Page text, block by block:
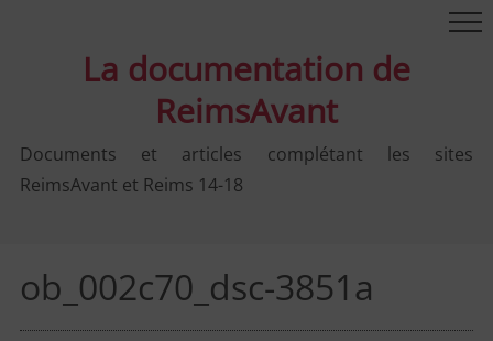
La documentation de
ReimsAvant
Documents et articles complétant les sites
ReimsAvant et Reims 14-18
ob_002c70_dsc-3851a